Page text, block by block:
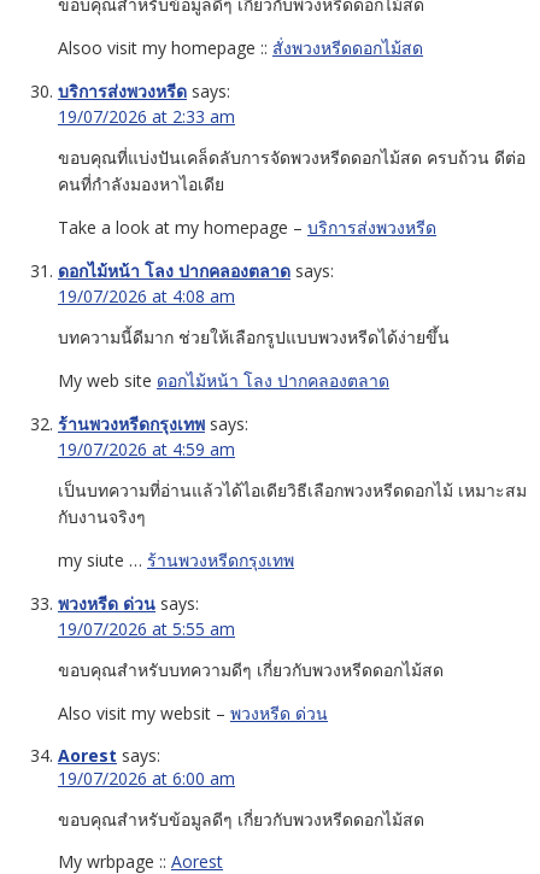
Alsoo visit my homepage :: สั่งพวงหรีดดอกไม้สด
บริการส่งพวงหรีด says:
19/07/2026 at 2:33 am
ขอบคุณที่แบ่งปันเคล็ดลับการจัดพวงหรีดดอกไม้สด ครบถ้วน ดีต่อ
คนที่กำลังมองหาไอเดีย
Take a look at my homepage – บริการส่งพวงหรีด
ดอกไม้หน้า โลง ปากคลองตลาด says:
19/07/2026 at 4:08 am
บทความนี้ดีมาก ช่วยให้เลือกรูปแบบพวงหรีดได้ง่ายขึ้น
My web site ดอกไม้หน้า โลง ปากคลองตลาด
ร้านพวงหรีดกรุงเทพ says:
19/07/2026 at 4:59 am
เป็นบทความที่อ่านแล้วได้ไอเดียวิธีเลือกพวงหรีดดอกไม้ เหมาะสม
กับงานจริงๆ
my siute … ร้านพวงหรีดกรุงเทพ
พวงหรีด ด่วน says:
19/07/2026 at 5:55 am
ขอบคุณสำหรับบทความดีๆ เกี่ยวกับพวงหรีดดอกไม้สด
Also visit my websit – พวงหรีด ด่วน
Aorest says:
19/07/2026 at 6:00 am
ขอบคุณสำหรับข้อมูลดีๆ เกี่ยวกับพวงหรีดดอกไม้สด
My wrbpage :: Aorest